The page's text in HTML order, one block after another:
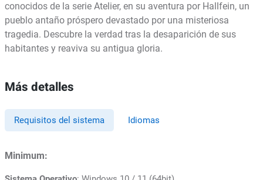
conocidos de la serie Atelier, en su aventura por Hallfein, un
pueblo antaño próspero devastado por una misteriosa
tragedia. Descubre la verdad tras la desaparición de sus
habitantes y reaviva su antigua gloria.
Más detalles
Requisitos del sistema Idiomas
Minimum: